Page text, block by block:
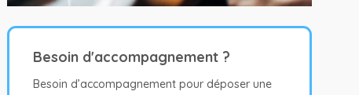
Besoin d'accompagnement ?
Besoin d’accompagnement pour déposer une